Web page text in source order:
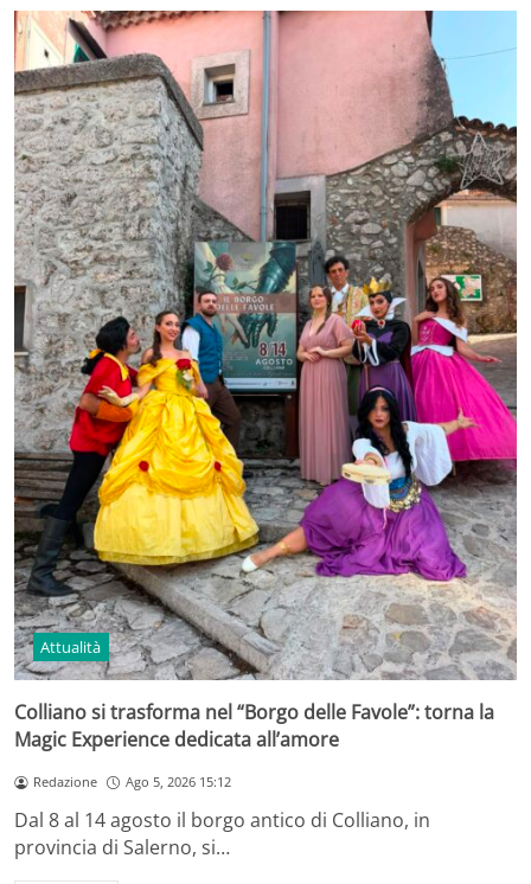
Attualità
Colliano si trasforma nel “Borgo delle Favole”: torna la
Magic Experience dedicata all’amore
Redazione Ago 5, 2026 15:12
Dal 8 al 14 agosto il borgo antico di Colliano, in
provincia di Salerno, si…